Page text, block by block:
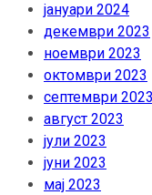
јануари 2024
декември 2023
ноември 2023
октомври 2023
септември 2023
август 2023
јули 2023
јуни 2023
мај 2023